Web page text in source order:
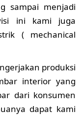
sampai menjadi
ini kami juga
( mechanical
produksi
interior yang
dari konsumen
dapat kami